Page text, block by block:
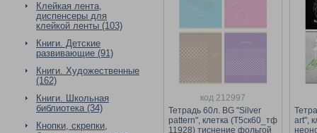
Клейкая лента,
диспенсеры для
клейкой ленты (103)
Книги. Детские
развивающие (91)
Книги. Художественные
(162)
Книги. Школьная
библиотека (34)
Кнопки, скрепки,
код 212997
Тетрадь 60л. BG "Silver
pattern", клетка (Т5ск60_тф
11928) тиснение фольгой
art",